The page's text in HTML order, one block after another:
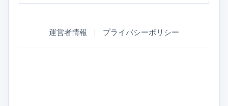
運営者情報 ｜ プライバシーポリシー